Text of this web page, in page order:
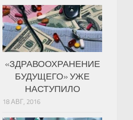
«ЗДРАВООХРАНЕНИЕ
БУДУЩЕГО» УЖЕ
НАСТУПИЛО
18 АВГ, 2016